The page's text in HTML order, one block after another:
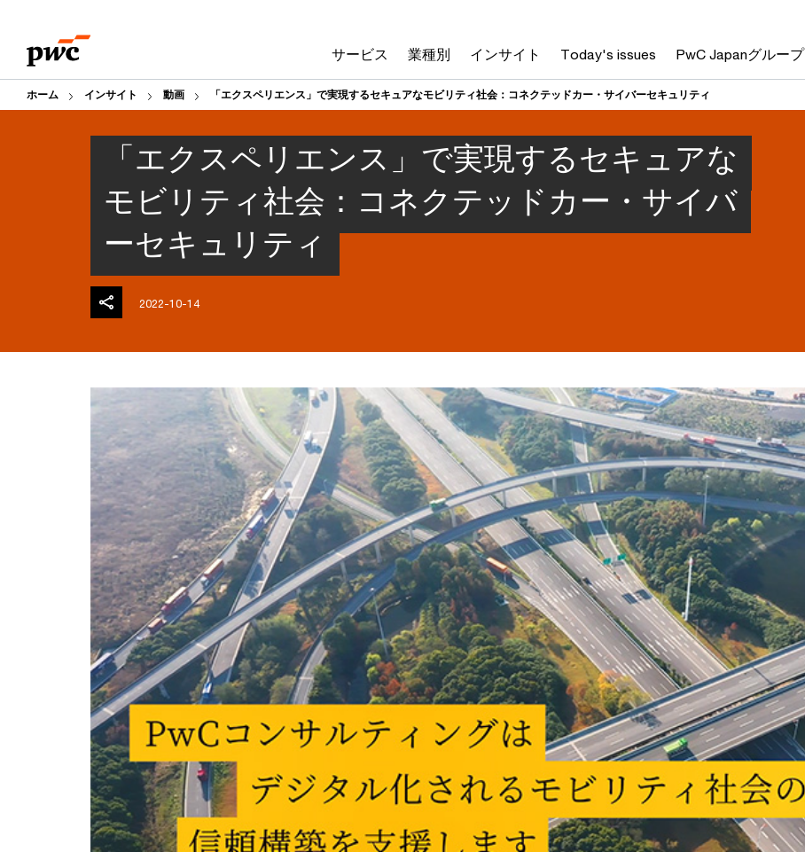
content
footer
サービス 業種別 インサイト Today's issues PwC Japanグループ
ホーム インサイト 動画 「エクスペリエンス」で実現するセキュアなモビリティ社会：コネクテッドカー・サイバーセキュリティ
「エクスペリエンス」で実現するセキュアな
モビリティ社会：コネクテッドカー・サイバ
ーセキュリティ
2022-10-14